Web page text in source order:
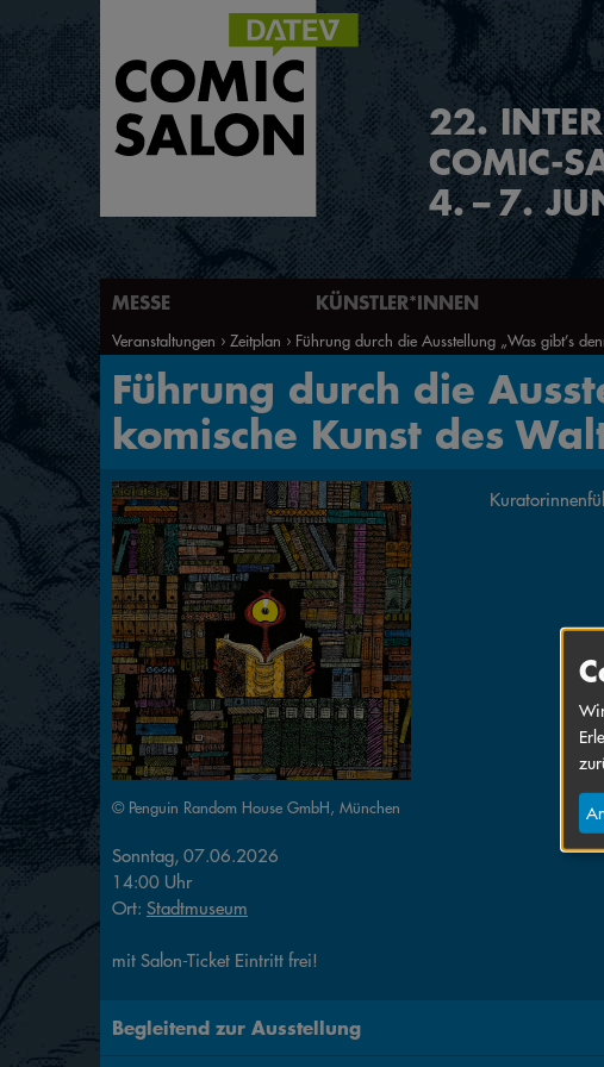
22.
COMIC-
4. –7.
MESSE KÜNSTLER*INNEN
Veranstaltungen Zeitplan Führung durch die Ausstellung „Was gibt’s
Führung durch die
komische Kunst des
© Penguin Random House GmbH, München
Sonntag, 07.06.2026
14:00 Uhr
Ort: Stadtmuseum
mit Salon-Ticket Eintritt frei!
Begleitend zur Ausstellung